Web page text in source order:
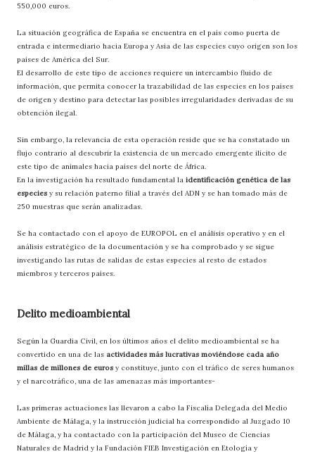
550,000 euros.
La situación geográfica de España se encuentra en el país como puerta de
entrada e intermediario hacia Europa y Asia de las especies cuyo origen son los
países de América del Sur.
El desarrollo de este tipo de acciones requiere un intercambio fluido de
información, que permita conocer la trazabilidad de las especies en los países
de origen y destino para detectar las posibles irregularidades derivadas de su
obtención ilegal.
Sin embargo, la relevancia de esta operación reside que se ha constatado un
flujo contrario al descubrir la existencia de un mercado emergente ilícito de
este tipo de animales hacia países del norte de África.
En la investigación ha resultado fundamental la identificación genética de las
especies y su relación paterno filial a través del ADN y se han tomado más de
250 muestras que serán analizadas.
Se ha contactado con el apoyo de EUROPOL en el análisis operativo y en el
análisis estratégico de la documentación y se ha comprobado y se sigue
investigando las rutas de salidas de estas especies al resto de estados
miembros y terceros países.
Delito medioambiental
Según la Guardia Civil, en los últimos años el delito medioambiental se ha
convertido en una de las actividades más lucrativas moviéndose cada año
millas de millones de euros y constituye, junto con el tráfico de seres humanos
y el narcotráfico, una de las amenazas más importantes-
Las primeras actuaciones las llevaron a cabo la Fiscalía Delegada del Medio
Ambiente de Málaga, y la instrucción judicial ha correspondido al Juzgado 10
de Málaga, y ha contactado con la participación del Museo de Ciencias
Naturales de Madrid y la Fundación FIEB Investigación en Etología y